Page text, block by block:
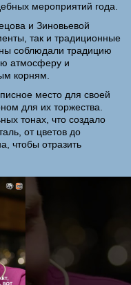
мероприятий года.
и Зиновьевой
так и традиционные
соблюдали традицию
атмосферу и
корням.
место для своей
для их торжества.
тонах, что создало
от цветов до
чтобы отразить